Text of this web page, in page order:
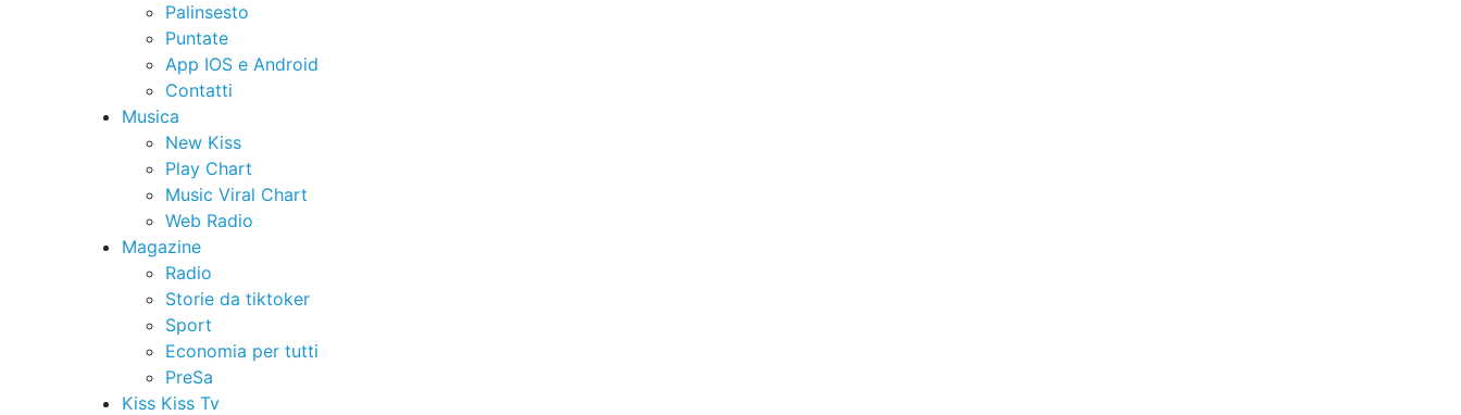
Palinsesto
Puntate
App IOS e Android
Contatti
Musica
New Kiss
Play Chart
Music Viral Chart
Web Radio
Magazine
Radio
Storie da tiktoker
Sport
Economia per tutti
PreSa
Kiss Kiss Tv